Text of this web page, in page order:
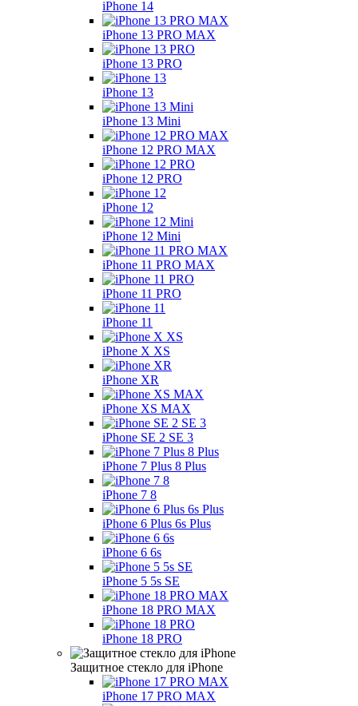
iPhone 14
iPhone 13 PRO MAX
iPhone 13 PRO
iPhone 13
iPhone 13 Mini
iPhone 12 PRO MAX
iPhone 12 PRO
iPhone 12
iPhone 12 Mini
iPhone 11 PRO MAX
iPhone 11 PRO
iPhone 11
iPhone X XS
iPhone XR
iPhone XS MAX
iPhone SE 2 SE 3
iPhone 7 Plus 8 Plus
iPhone 7 8
iPhone 6 Plus 6s Plus
iPhone 6 6s
iPhone 5 5s SE
iPhone 18 PRO MAX
iPhone 18 PRO
Защитное стекло для iPhone
iPhone 17 PRO MAX